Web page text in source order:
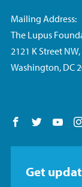
Mailing Address:
The Lupus
2121 K Street
Washington, DC
Follow us on
Follow
Get